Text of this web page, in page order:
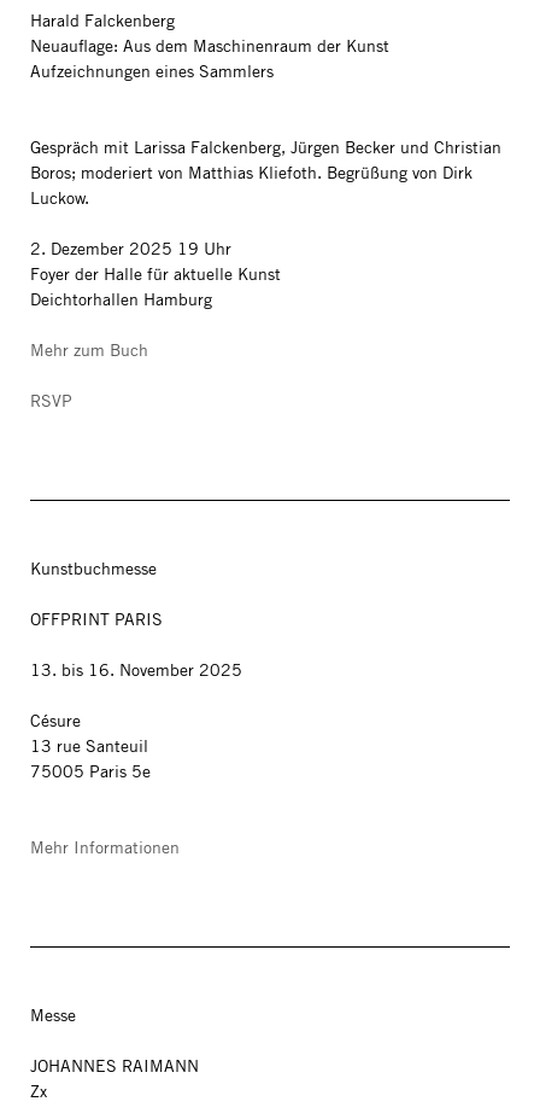
Harald Falckenberg
Neuauflage: Aus dem Maschinenraum der Kunst
Aufzeichnungen eines Sammlers
Gespräch mit Larissa Falckenberg, Jürgen Becker und Christian
Boros; moderiert von Matthias Kliefoth. Begrüßung von Dirk
Luckow.
2. Dezember 2025 19 Uhr
Foyer der Halle für aktuelle Kunst
Deichtorhallen Hamburg
Mehr zum Buch
RSVP
Kunstbuchmesse
OFFPRINT PARIS
13. bis 16. November 2025
Césure
13 rue Santeuil
75005 Paris 5e
Mehr Informationen
Messe
JOHANNES RAIMANN
Zx